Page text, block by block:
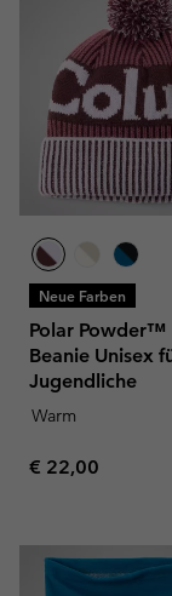
Neue Farben
Polar Powder™
Beanie Unisex
Jugendliche
Warm
Regular price:
€ 22,00